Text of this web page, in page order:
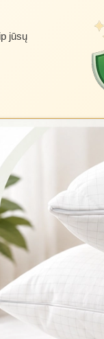
jūsų